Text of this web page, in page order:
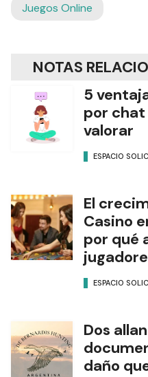
Juegos Online
NOTAS
5
por
valorar
ESPACIO
El
Casino
por qué
ESPACIO
Dos
daño